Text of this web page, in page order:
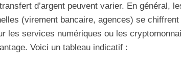
d’argent peuvent varier. En général,
(virement bancaire, agences) se
les services numériques ou les
Voici un tableau indicatif :